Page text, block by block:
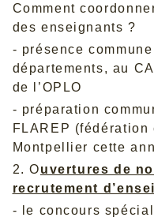
Comment
des enseignants ?
- présence
départements, au
de l’OPLO
- préparation
FLAREP
Montpellier cette
2. Ouvertures de
recrutement
- le concours